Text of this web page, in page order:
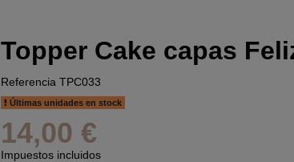
Topper Cake capas
Referencia TPC033
Últimas unidades en stock
14,00 €
Impuestos incluidos